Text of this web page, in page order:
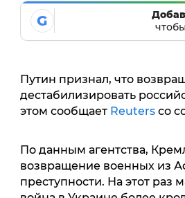
G
Путин признал, что
дестабилизировать
этом сообщает Reutersсо
По данным агентства,
возвращение военных из
преступности. На этот раз